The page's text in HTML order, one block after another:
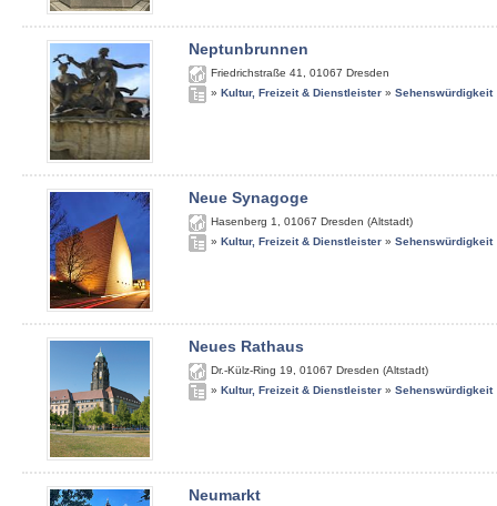
Neptunbrunnen
Friedrichstraße 41 01067 Dresden
» Kultur, Freizeit & Dienstleister » Sehenswürdigkeit
Neue Synagoge
Hasenberg 1 01067 Dresden (Altstadt)
» Kultur, Freizeit & Dienstleister » Sehenswürdigkeit
Neues Rathaus
Dr.-Külz-Ring 19 01067 Dresden (Altstadt)
» Kultur, Freizeit & Dienstleister » Sehenswürdigkeit
Neumarkt